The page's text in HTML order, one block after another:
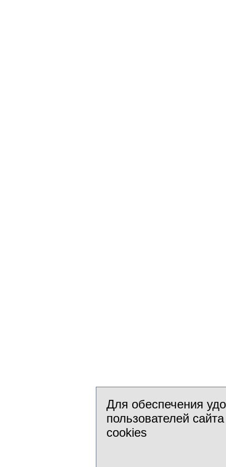
Для обеспечения
пользователей
cookies